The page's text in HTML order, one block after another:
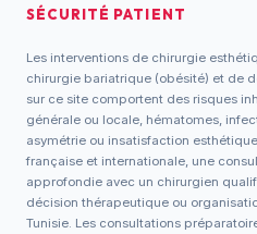
SÉCURITÉ PATIENT
Les interventions de chirurgie
chirurgie bariatrique (obésité) et de
sur ce site comportent des risques
générale ou locale, hématomes,
asymétrie ou insatisfaction
française et internationale, une
approfondie avec un chirurgien
décision thérapeutique ou
Tunisie. Les consultations